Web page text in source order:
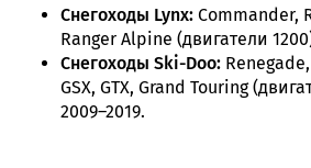
Снегоходы Lynx: Commander,
Ranger Alpine (двигатели
Снегоходы Ski-Doo:
GSX, GTX, Grand Touring
2009–2019.